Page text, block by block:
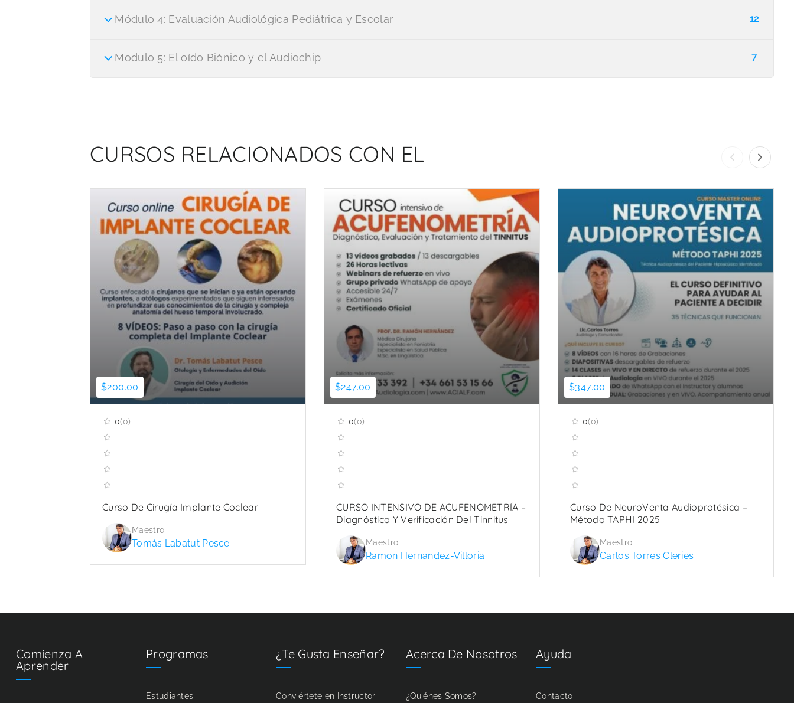
Módulo 4: Evaluación Audiológica Pediátrica y Escolar 12
Modulo 5: El oído Biónico y el Audiochip 7
CURSOS RELACIONADOS CON EL
$200.00
0(0)
Curso De Cirugía Implante Coclear
Maestro
Tomás Labatut Pesce
$247.00
0(0)
CURSO INTENSIVO DE ACUFENOMETRÍA –
Diagnóstico Y Verificación Del Tinnitus
Maestro
Ramon Hernandez-Villoria
$347.00
0(0)
Curso De NeuroVenta Audioprotésica –
Método TAPHI 2025
Maestro
Carlos Torres Cleries
Comienza A
Aprender
Programas
Estudiantes
¿Te Gusta Enseñar?
Conviértete en Instructor
Acerca De Nosotros
¿Quiénes Somos?
Ayuda
Contacto